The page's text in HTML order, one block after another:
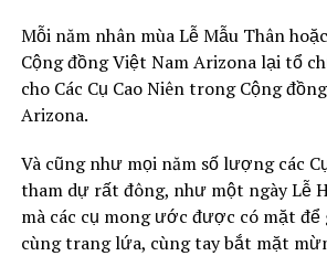
Mỗi năm nhân mùa Lễ Mẫu Thân
Cộng đồng Việt Nam Arizona lại tổ
cho Các Cụ Cao Niên trong Cộng
Arizona.
Và cũng như mọi năm số lượng các
tham dự rất đông, như một ngày Lễ
mà các cụ mong ước được có mặt để
cùng trang lứa, cùng tay bắt mặt